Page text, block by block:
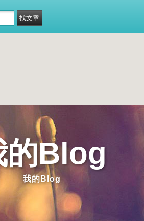
的Blog
我的Blog